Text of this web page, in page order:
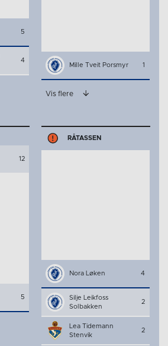
5
4
Mille Tveit Porsmyr 1
Vis flere
12
5
RÅTASSEN
Nora Løken 4
Silje Leikfoss
Solbakken
2
Lea Tidemann
Stenvik
2